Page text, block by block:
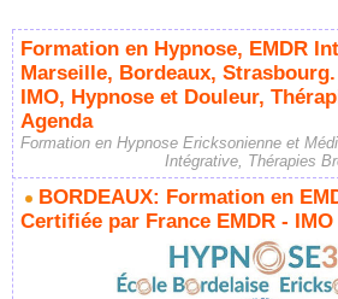
Formation en Hypnose, EMDR
Marseille, Bordeaux,
IMO, Hypnose et Douleur,
Agenda
Formation en Hypnose Ericksonienne et
Intégrative, Thérapies
BORDEAUX: Formation en
Certifiée par France EMDR -